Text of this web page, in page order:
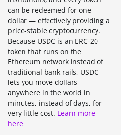
can be redeemed for one
dollar — effectively providing a
price-stable cryptocurrency.
Because USDC is an ERC-20
token that runs on the
Ethereum network instead of
traditional bank rails, USDC
lets you move dollars
anywhere in the world in
minutes, instead of days, for
very little cost. Learn more
here.